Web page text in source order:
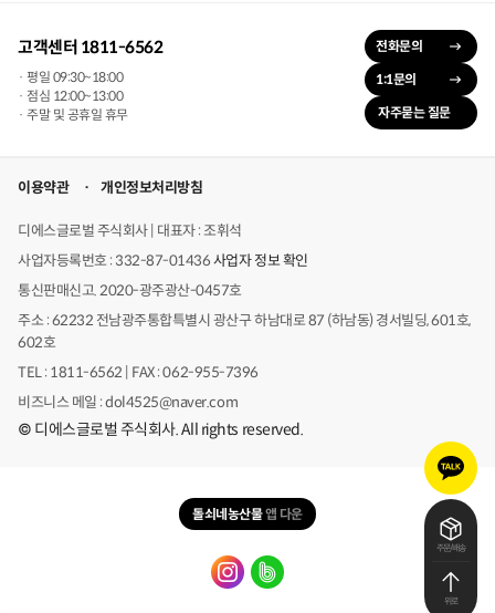
카
카
오
톡
문
주문/배송
위로
고객센터 1811-6562
· 평일 09:30~18:00
· 점심 12:00~13:00
· 주말 및 공휴일 휴무
전화문의
1:1문의
자주묻는 질문
이용약관 개인정보처리방침
디에스글로벌 주식회사 | 대표자 : 조휘석
사업자등록번호 : 332-87-01436사업자 정보 확인
통신판매신고. 2020-광주광산-0457호
주소 : 62232 전남광주통합특별시 광산구 하남대로 87 (하남동) 경서빌딩, 601호,
602호
TEL : 1811-6562 | FAX : 062-955-7396
비즈니스 메일 : dol4525@naver.com
© 디에스글로벌 주식회사. All rights reserved.
돌쇠네농산물앱 다운